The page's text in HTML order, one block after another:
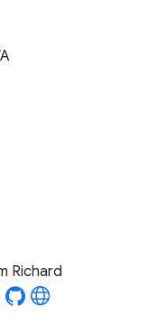
Richard